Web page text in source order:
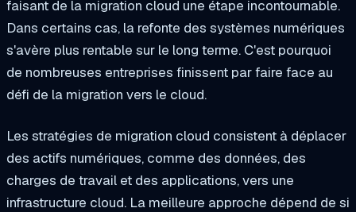
faisant de la migration cloud une étape incontournable.
Dans certains cas, la refonte des systèmes numériques
s'avère plus rentable sur le long terme. C'est pourquoi
de nombreuses entreprises finissent par faire face au
défi de la migration vers le cloud.
Les stratégies de migration cloud consistent à déplacer
des actifs numériques, comme des données, des
charges de travail et des applications, vers une
infrastructure cloud. La meilleure approche dépend de si